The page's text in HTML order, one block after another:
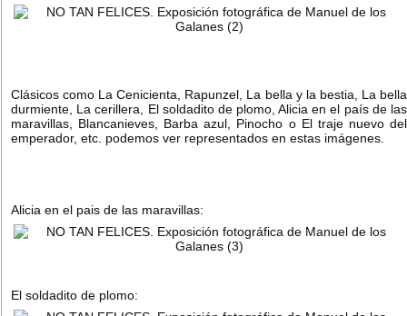
Clásicos como La Cenicienta, Rapunzel, La bella y la bestia, La bella
durmiente, La cerillera, El soldadito de plomo, Alicia en el país de las
maravillas, Blancanieves, Barba azul, Pinocho o El traje nuevo del
emperador, etc. podemos ver representados en estas imágenes.
Alicia en el pais de las maravillas:
El soldadito de plomo: